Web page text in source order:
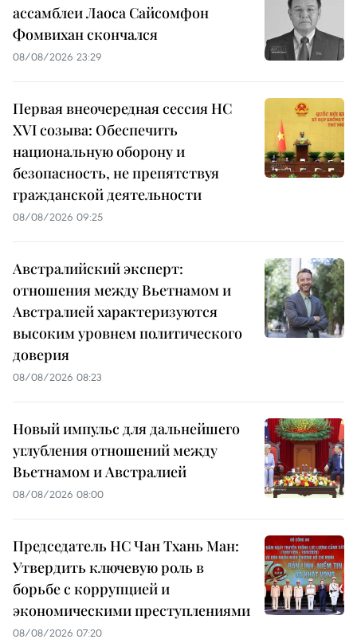
ассамблеи Лаоса Сайсомфон
Фомвихан скончался
08/08/2026 23:29
Первая внеочередная сессия НС
XVI созыва: Обеспечить
национальную оборону и
безопасность, не препятствуя
гражданской деятельности
08/08/2026 09:25
Австралийский эксперт:
отношения между Вьетнамом и
Австралией характеризуются
высоким уровнем политического
доверия
08/08/2026 08:23
Новый импульс для дальнейшего
углубления отношений между
Вьетнамом и Австралией
08/08/2026 08:00
Председатель НС Чан Тхань Ман:
Утвердить ключевую роль в
борьбе с коррупцией и
экономическими преступлениями
08/08/2026 07:20